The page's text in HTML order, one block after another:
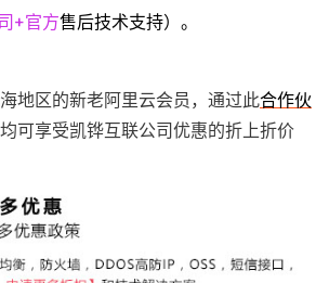
+官方售后技术支持）。
地区的新老阿里云会员，通过此合作伙
可享受凯铧互联公司优惠的折上折价